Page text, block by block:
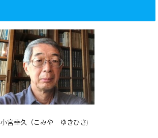
小宮幸久（こみや ゆきひさ)